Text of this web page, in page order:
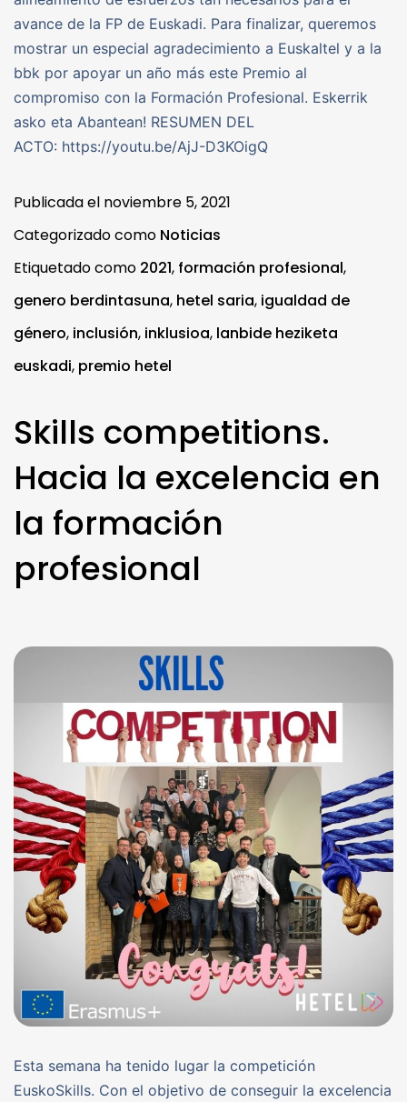
avance de la FP de Euskadi. Para finalizar, queremos
mostrar un especial agradecimiento a Euskaltel y a la
bbk por apoyar un año más este Premio al
compromiso con la Formación Profesional. Eskerrik
asko eta Abantean! RESUMEN DEL
ACTO: https://youtu.be/AjJ-D3KOigQ
Publicada el noviembre 5, 2021
Categorizado como Noticias
Etiquetado como 2021, formación profesional,
genero berdintasuna, hetel saria, igualdad de
género, inclusión, inklusioa, lanbide heziketa
euskadi, premio hetel
Skills competitions.
Hacia la excelencia en
la formación
profesional
Esta semana ha tenido lugar la competición
EuskoSkills. Con el objetivo de conseguir la excelencia